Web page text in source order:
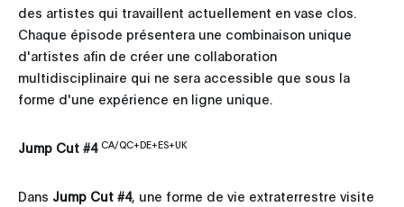
des artistes qui travaillent actuellement en vase clos.
Chaque épisode présentera une combinaison unique
d'artistes afin de créer une collaboration
multidisciplinaire qui ne sera accessible que sous la
forme d'une expérience en ligne unique.
Jump Cut #4 CA/QC+DE+ES+UK
Dans Jump Cut #4, une forme de vie extraterrestre visite